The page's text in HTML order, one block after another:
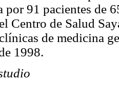
por 91 pacientes de
Centro de Salud
de medicina
1998.